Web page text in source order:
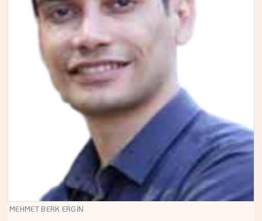
MEHMET BERK ERGİN